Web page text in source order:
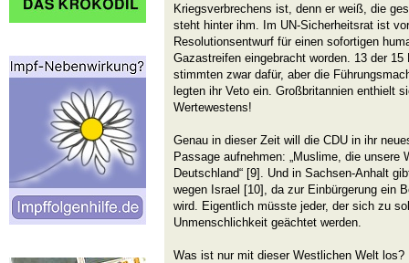
Kriegsverbrechens ist, denn er weiß, die
steht hinter ihm. Im UN-Sicherheitsrat ist
Resolutionsentwurf für einen sofortigen
Gazastreifen eingebracht worden. 13 der
stimmten zwar dafür, aber die
legten ihr Veto ein. Großbritannien enthielt
Wertewestens!
Genau in dieser Zeit will die CDU in ihr
Passage aufnehmen: „Muslime, die unsere
Deutschland“ [9]. Und in Sachsen-Anhalt
wegen Israel [10], da zur Einbürgerung ein
wird. Eigentlich müsste jeder, der sich zu
Unmenschlichkeit geächtet werden.
Was ist nur mit dieser Westlichen Welt los?